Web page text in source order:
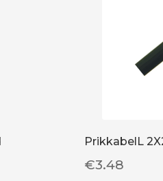
PrikkabelL
€3.48